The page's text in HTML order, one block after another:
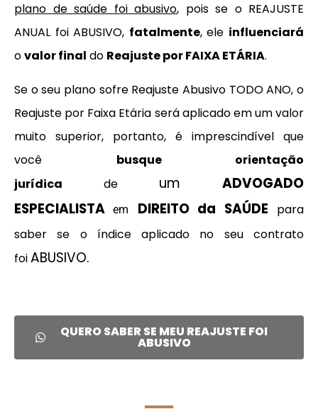
plano de saúde foi abusivo, pois se o REAJUSTE
ANUAL foi ABUSIVO, fatalmente,ele influenciará
ovalor final do Reajuste por FAIXA ETÁRIA.
Se o seu plano sofre Reajuste Abusivo TODO ANO, o
Reajuste por Faixa Etária será aplicado em um valor
muito superior, portanto, é imprescindível que
você busque orientação
jurídica de um ADVOGADO
ESPECIALISTA em DIREITO da SAÚDE
para
saber se o índice aplicado no seu contrato
foiABUSIVO.
QUERO SABER SE MEU REAJUSTE FOI
ABUSIVO